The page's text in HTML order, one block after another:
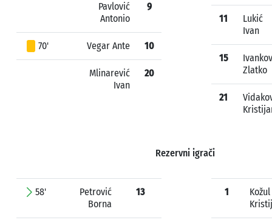
Pavlović
Antonio
9
70' Vegar Ante 10
Mlinarević
Ivan
20
11
Lukić
Ivan
15
Zlatko
21
Rezervni igrači
58'
Petrović
Borna
13 1
Kožul